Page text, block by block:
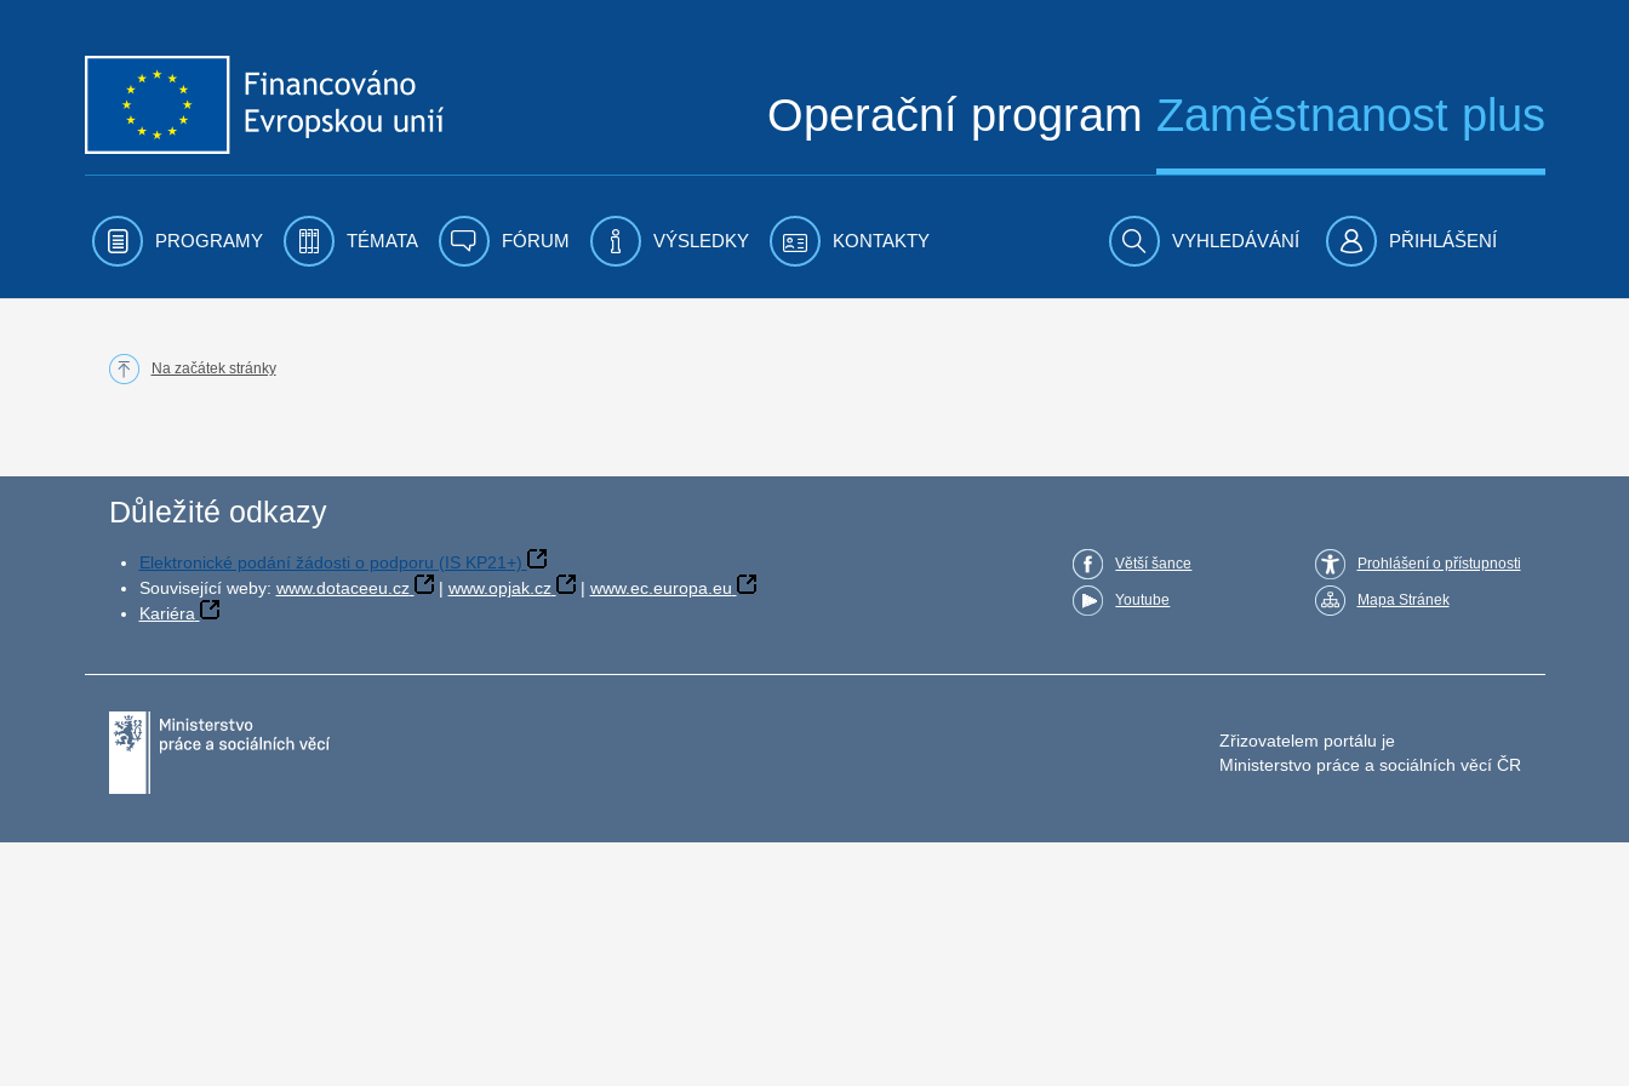
Operační program Zaměstnanost plus
PROGRAMY TÉMATA FÓRUM VÝSLEDKY KONTAKTY VYHLEDÁVÁNÍ PŘIHLÁŠENÍ
Na začátek stránky
Důležité odkazy
Elektronické podání žádosti o podporu (IS KP21+)
Související weby: www.dotaceeu.cz | www.opjak.cz | www.ec.europa.eu
Kariéra
Větší šance
Youtube
Prohlášení o přístupnosti
Mapa Stránek
Zřizovatelem portálu je
Ministerstvo práce a sociálních věcí ČR